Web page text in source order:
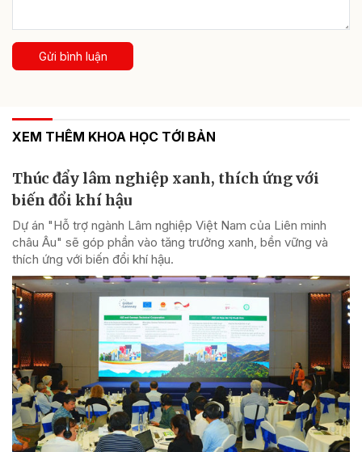
Gửi bình luận
XEM THÊM KHOA HỌC TỚI BẢN
Thúc đẩy lâm nghiệp xanh, thích ứng với
biến đổi khí hậu
Dự án "Hỗ trợ ngành Lâm nghiệp Việt Nam của Liên minh
châu Âu" sẽ góp phần vào tăng trưởng xanh, bền vững và
thích ứng với biến đổi khí hậu.